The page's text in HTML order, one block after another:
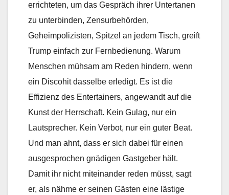
errichteten, um das Gespräch ihrer Untertanen
zu unterbinden, Zensurbehörden,
Geheimpolizisten, Spitzel an jedem Tisch, greift
Trump einfach zur Fernbedienung. Warum
Menschen mühsam am Reden hindern, wenn
ein Discohit dasselbe erledigt. Es ist die
Effizienz des Entertainers, angewandt auf die
Kunst der Herrschaft. Kein Gulag, nur ein
Lautsprecher. Kein Verbot, nur ein guter Beat.
Und man ahnt, dass er sich dabei für einen
ausgesprochen gnädigen Gastgeber hält.
Damit ihr nicht miteinander reden müsst, sagt
er, als nähme er seinen Gästen eine lästige